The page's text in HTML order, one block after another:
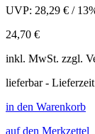
UVP: 28,29 € /
24,70 €
inkl. MwSt. zzgl.
lieferbar -
in den Warenkorb
auf den Merkzettel